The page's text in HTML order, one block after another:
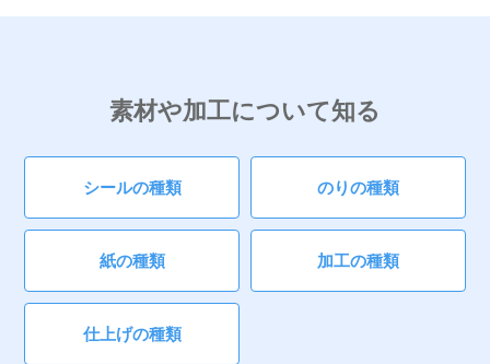
素材や加工について知る
シールの種類 のりの種類
紙の種類 加工の種類
仕上げの種類